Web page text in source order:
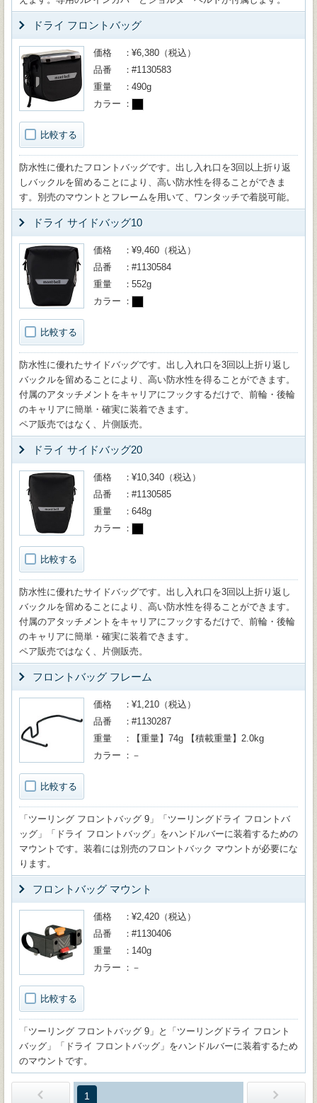
ドライ フロントバッグ
比較する
価格
¥6,380（税込）
品番
#1130583
重量
490g
カラー
防水性に優れたフロントバッグです。出し入れ口を3回以上折り返
しバックルを留めることにより、高い防水性を得ることができま
す。別売のマウントとフレームを用いて、ワンタッチで着脱可能。
ドライ サイドバッグ10
比較する
価格
¥9,460（税込）
品番
#1130584
重量
552g
カラー
防水性に優れたサイドバッグです。出し入れ口を3回以上折り返し
バックルを留めることにより、高い防水性を得ることができます。
付属のアタッチメントをキャリアにフックするだけで、前輪・後輪
のキャリアに簡単・確実に装着できます。
ペア販売ではなく、片側販売。
ドライ サイドバッグ20
比較する
価格
¥10,340（税込）
品番
#1130585
重量
648g
カラー
防水性に優れたサイドバッグです。出し入れ口を3回以上折り返し
バックルを留めることにより、高い防水性を得ることができます。
付属のアタッチメントをキャリアにフックするだけで、前輪・後輪
のキャリアに簡単・確実に装着できます。
ペア販売ではなく、片側販売。
フロントバッグ フレーム
比較する
価格
¥1,210（税込）
品番
#1130287
重量
【重量】74g 【積載重量】2.0kg
カラー
－
「ツーリング フロントバッグ 9」「ツーリングドライ フロントバ
ッグ」「ドライ フロントバッグ」をハンドルバーに装着するための
マウントです。装着には別売のフロントバック マウントが必要にな
ります。
フロントバッグ マウント
比較する
価格
¥2,420（税込）
品番
#1130406
重量
140g
カラー
－
「ツーリング フロントバッグ 9」と「ツーリングドライ フロント
バッグ」「ドライ フロントバッグ」をハンドルバーに装着するため
のマウントです。
1